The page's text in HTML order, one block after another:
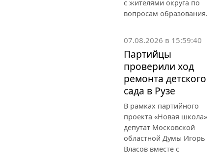
с жителями округа по
вопросам образования.
07.08.2026 в 15:59:40
Партийцы
проверили ход
ремонта детского
сада в Рузе
В рамках партийного
проекта «Новая школа»
депутат Московской
областной Думы Игорь
Власов вместе с